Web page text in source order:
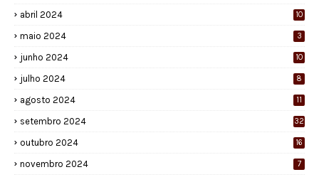
abril 2024 10
maio 2024 3
junho 2024 10
julho 2024 8
agosto 2024 11
setembro 2024 32
outubro 2024 16
novembro 2024 7